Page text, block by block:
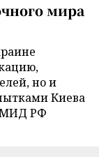
мира
но и
Киева
МИД РФ